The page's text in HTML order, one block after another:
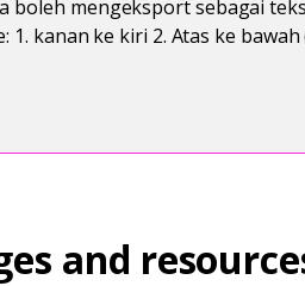
boleh mengeksport sebagai
1. kanan ke kiri 2. Atas ke
and